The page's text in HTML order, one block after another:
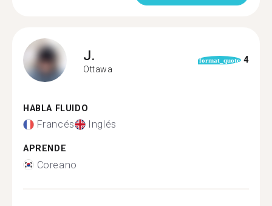
J.
Ottawa
format_quote 4
HABLA FLUIDO
Francés Inglés
APRENDE
Coreano